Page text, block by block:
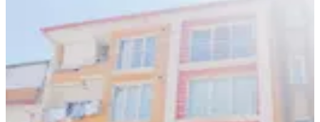
Fourx4 Gayrimenkulden Satılık 2+1
Daire Vakıf Park Karşısı
Battalgazi, Paşaköşkü Mahallesi
·115 m²· Yüksek giriş
2.250.000 ₺